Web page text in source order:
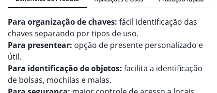
Para organização de chaves: fácil identificação das
chaves separando por tipos de uso.
Para presentear: opção de presente personalizado e
útil.
Para identificação de objetos: facilita a identificação
de bolsas, mochilas e malas.